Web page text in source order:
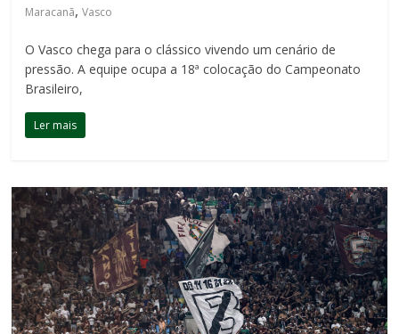
Maracanã,Vasco
O Vasco chega para o clássico vivendo um cenário de
pressão. A equipe ocupa a 18ª colocação do Campeonato
Brasileiro,
Ler mais